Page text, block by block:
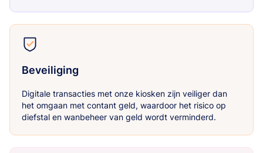
Beveiliging
Digitale transacties met onze kiosken zijn veiliger dan
het omgaan met contant geld, waardoor het risico op
diefstal en wanbeheer van geld wordt verminderd.